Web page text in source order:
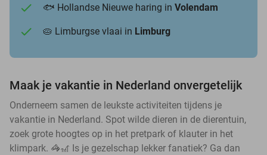
🐟 Hollandse Nieuwe haring in Volendam
🥧 Limburgse vlaai in Limburg
Maak je vakantie in Nederland onvergetelijk
Onderneem samen de leukste activiteiten tijdens je
vakantie in Nederland. Spot wilde dieren in de dierentuin,
zoek grote hoogtes op in het pretpark of klauter in het
klimpark. 🦓🎢 Is je gezelschap lekker fanatiek? Ga dan